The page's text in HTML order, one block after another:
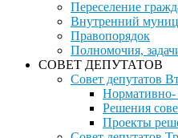
Переселение
Внутренний
Правопорядок
Полномочия,
СОВЕТ ДЕПУТАТОВ
Совет депутатов
Решения
Проекты